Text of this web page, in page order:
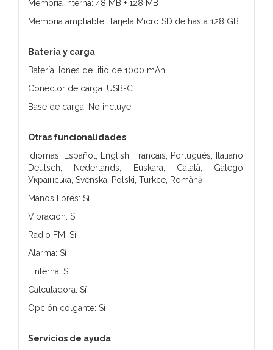
Memoria interna: 48 MB + 128 MB
Memoria ampliable: Tarjeta Micro SD de hasta 128 GB
Batería y carga
Batería: Iones de litio de 1000 mAh
Conector de carga: USB-C
Base de carga: No incluye
Otras funcionalidades
Idiomas: Español, English, Francais, Portugués, Italiano,
Deutsch, Nederlands, Euskara, Calatà, Galego,
Українська, Svenska, Polski, Turkce, Română
Manos libres: Sí
Vibración: Sí
Radio FM: Sí
Alarma: Sí
Linterna: Sí
Calculadora: Sí
Opción colgante: Sí
Servicios de ayuda